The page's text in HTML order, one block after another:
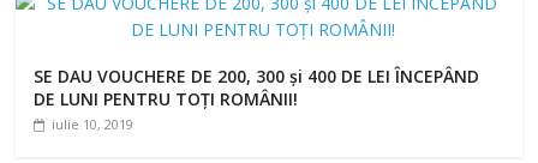
SE DAU VOUCHERE DE 200, 300 şi 400 DE LEI ÎNCEPÂND
DE LUNI PENTRU TOȚI ROMÂNII!
iulie 10, 2019